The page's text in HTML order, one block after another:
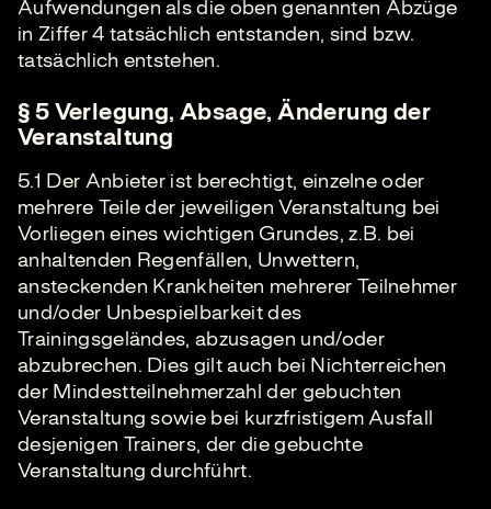
Aufwendungen als die oben genannten Abzüge
in Ziffer 4 tatsächlich entstanden, sind bzw.
tatsächlich entstehen.
§ 5 Verlegung, Absage, Änderung der
Veranstaltung
5.1 Der Anbieter ist berechtigt, einzelne oder
mehrere Teile der jeweiligen Veranstaltung bei
Vorliegen eines wichtigen Grundes, z.B. bei
anhaltenden Regenfällen, Unwettern,
ansteckenden Krankheiten mehrerer Teilnehmer
und/oder Unbespielbarkeit des
Trainingsgeländes, abzusagen und/oder
abzubrechen. Dies gilt auch bei Nichterreichen
der Mindestteilnehmerzahl der gebuchten
Veranstaltung sowie bei kurzfristigem Ausfall
desjenigen Trainers, der die gebuchte
Veranstaltung durchführt.